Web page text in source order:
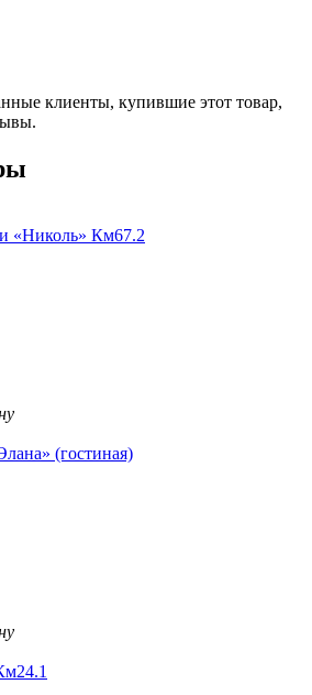
клиенты, купившие этот товар,
«Николь» Км67.2
(гостиная)